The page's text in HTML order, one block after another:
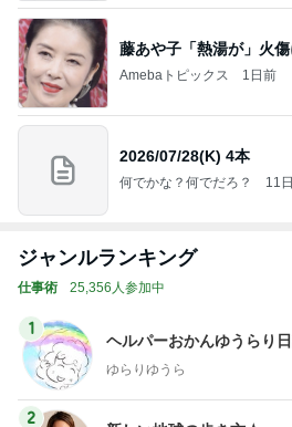
藤あや子「熱湯が」火
Amebaトピックス 1日前
2026/07/28(K) 4本
何でかな？何でだろ？ 11
ジャンルランキング
仕事術 25,356人参加中
1
ヘルパーおかんゆうらり
ゆらりゆうら
2